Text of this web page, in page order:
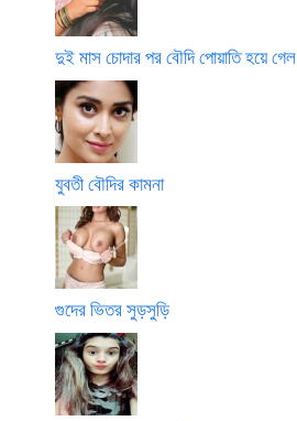
দুই মাস চোদার পর বৌদি পোয়াতি হয়ে গেল
যুবতী বৌদির কামনা
গুদের ভিতর সুড়সুড়ি